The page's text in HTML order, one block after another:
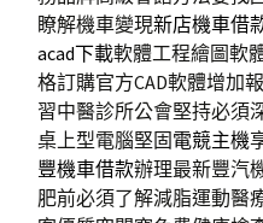
瞭解機車變現新店機車借
acad下載軟體工程繪圖軟
格訂購官方CAD軟體增加
習中醫診所公會堅持必須
桌上型電腦堅固電競主機
豐機車借款辦理最新豐汽
肥前必須了解減脂運動醫